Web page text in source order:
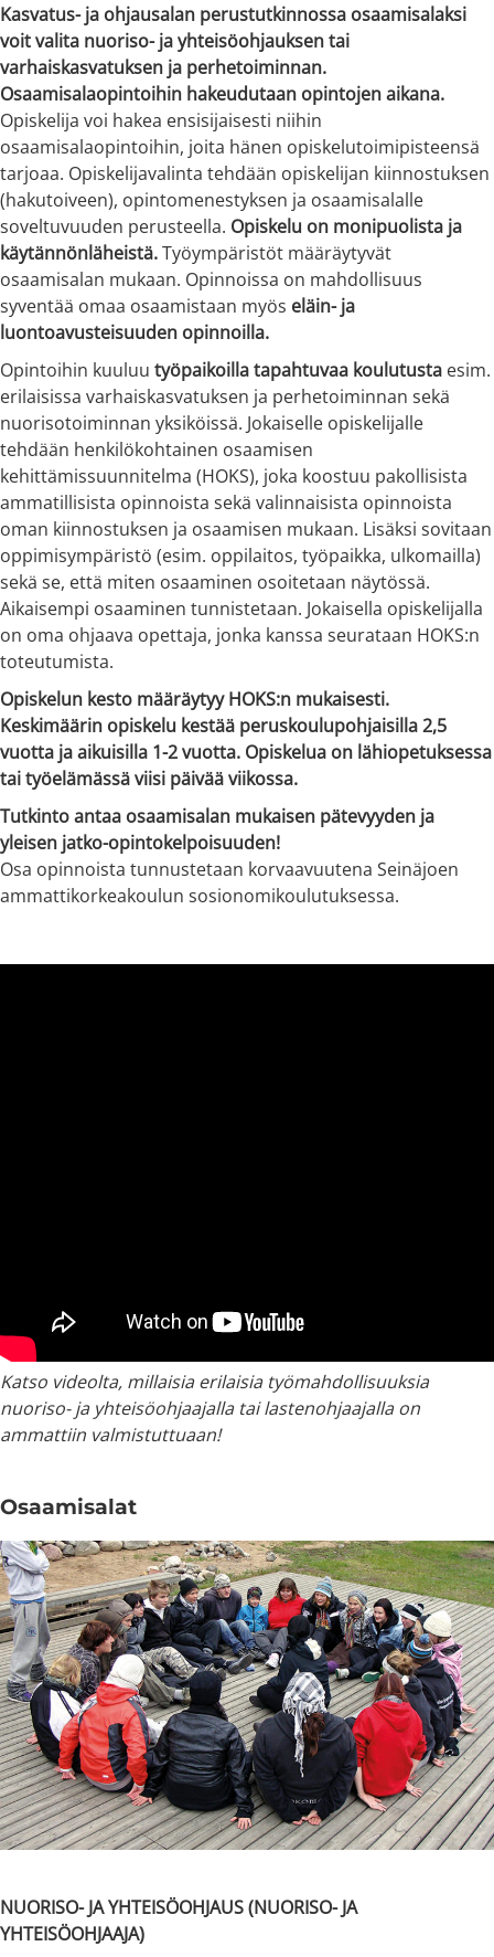
Kasvatus- ja ohjausalan perustutkinnossa osaamisalaksi
voit valita nuoriso- ja yhteisöohjauksen tai
varhaiskasvatuksen ja perhetoiminnan.
Osaamisalaopintoihin hakeudutaan opintojen aikana.
Opiskelija voi hakea ensisijaisesti niihin
osaamisalaopintoihin, joita hänen opiskelutoimipisteensä
tarjoaa. Opiskelijavalinta tehdään opiskelijan kiinnostuksen
(hakutoiveen), opintomenestyksen ja osaamisalalle
soveltuvuuden perusteella. Opiskelu on monipuolista ja
käytännönläheistä.Työympäristöt määräytyvät
osaamisalan mukaan. Opinnoissa on mahdollisuus
syventää omaa osaamistaan myös eläin- ja
luontoavusteisuuden opinnoilla.
Opintoihin kuuluu työpaikoilla tapahtuvaa koulutusta esim.
erilaisissa varhaiskasvatuksen ja perhetoiminnan sekä
nuorisotoiminnan yksiköissä. Jokaiselle opiskelijalle
tehdään henkilökohtainen osaamisen
kehittämissuunnitelma (HOKS), joka koostuu pakollisista
ammatillisista opinnoista sekä valinnaisista opinnoista
oman kiinnostuksen ja osaamisen mukaan. Lisäksi sovitaan
oppimisympäristö (esim. oppilaitos, työpaikka, ulkomailla)
sekä se, että miten osaaminen osoitetaan näytössä.
Aikaisempi osaaminen tunnistetaan. Jokaisella opiskelijalla
on oma ohjaava opettaja, jonka kanssa seurataan HOKS:n
toteutumista.
Opiskelun kesto määräytyy HOKS:n mukaisesti.
Keskimäärin opiskelu kestää peruskoulupohjaisilla 2,5
vuotta ja aikuisilla 1-2 vuotta. Opiskelua on lähiopetuksessa
tai työelämässä viisi päivää viikossa.
Tutkinto antaa osaamisalan mukaisen pätevyyden ja
yleisen jatko-opintokelpoisuuden!
Osa opinnoista tunnustetaan korvaavuutena Seinäjoen
ammattikorkeakoulun sosionomikoulutuksessa.
Katso videolta, millaisia erilaisia työmahdollisuuksia
nuoriso- ja yhteisöohjaajalla tai lastenohjaajalla on
ammattiin valmistuttuaan!
Osaamisalat
NUORISO- JA YHTEISÖOHJAUS (NUORISO- JA
YHTEISÖOHJAAJA)